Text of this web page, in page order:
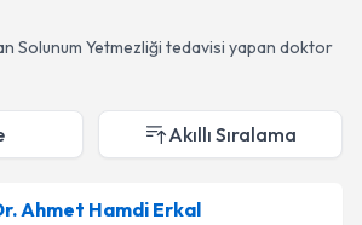
Solunum Yetmezliği tedavisi yapan doktor
Akıllı Sıralama
Ahmet Hamdi Erkal